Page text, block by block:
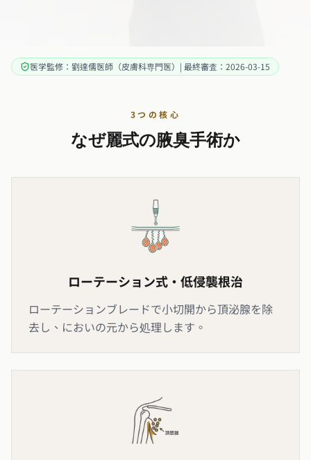
医学監修：劉達儒医師（皮膚科専門医）| 最終審査：2026-03-15
3つの核心
なぜ麗式の腋臭手術か
ローテーション式・低侵襲根治
ローテーションブレードで小切開から頂泌腺を除
去し、においの元から処理します。